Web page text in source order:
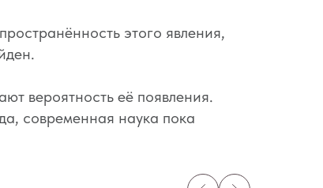
этого явления,
вероятность её появления.
современная наука пока